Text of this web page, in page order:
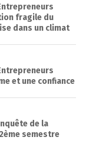
fragile du
dans un climat
et une confiance
de la
semestre